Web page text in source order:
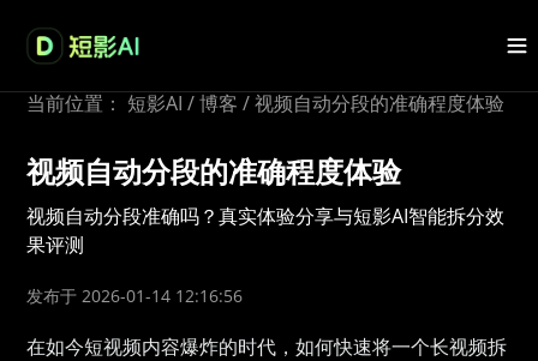
当前位置： 短影AI / 博客 / 视频自动分段的准确程度体验
视频自动分段的准确程度体验
视频自动分段准确吗？真实体验分享与短影AI智能拆分效
果评测
发布于 2026-01-14 12:16:56
在如今短视频内容爆炸的时代，如何快速将一个长视频拆